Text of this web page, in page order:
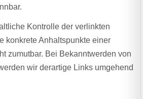
Kontrolle der verlinkten
konkrete Anhaltspunkte einer
zumutbar. Bei Bekanntwerden von
wir derartige Links umgehend